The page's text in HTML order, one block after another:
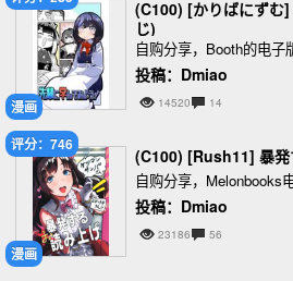
漫画
(C100) [かりばにずむ
じ)
自购分享，Booth的电子
投稿：Dmiao
14520 14
漫画
评分：746
(C100) [Rush11] 暴発
自购分享，Melonbooks
投稿：Dmiao
23186 56